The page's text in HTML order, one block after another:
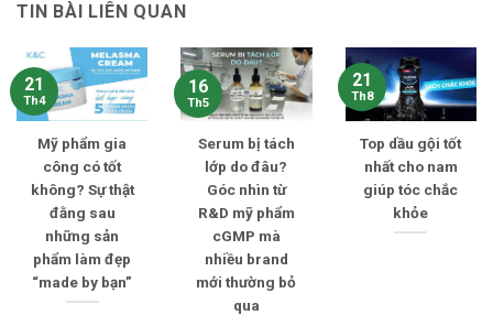
TIN BÀI LIÊN QUAN
Mỹ phẩm gia
công có tốt
không? Sự thật
đằng sau
những sản
phẩm làm đẹp
“made by bạn”
21
Th4
Serum bị tách
lớp do đâu?
Góc nhìn từ
R&D mỹ phẩm
cGMP mà
nhiều brand
mới thường bỏ
qua
16
Th5
Top dầu gội tốt
nhất cho nam
giúp tóc chắc
khỏe
21
Th8